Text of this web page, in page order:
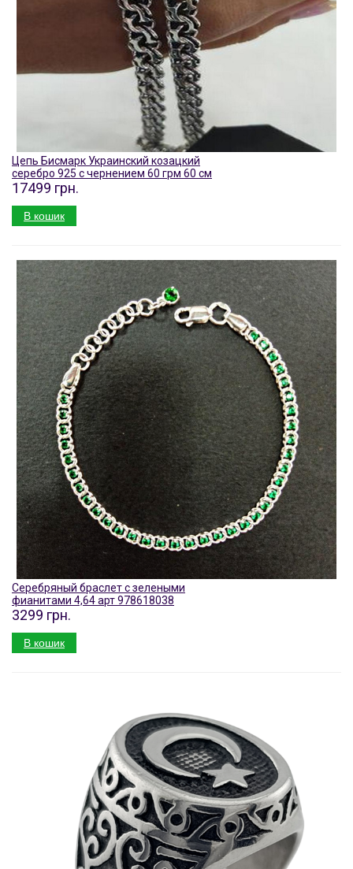
Цепь Бисмарк Украинский козацкий
серебро 925 с чернением 60 грм 60 см
17499 грн.
В кошик
Серебряный браслет с зелеными
фианитами 4,64 арт 978618038
3299 грн.
В кошик